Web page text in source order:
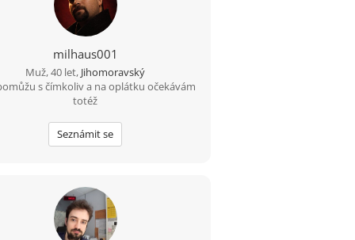
milhaus001
Muž, 40 let, Jihomoravský
s čímkoliv a na oplátku očekávám
totéž
Seznámit se